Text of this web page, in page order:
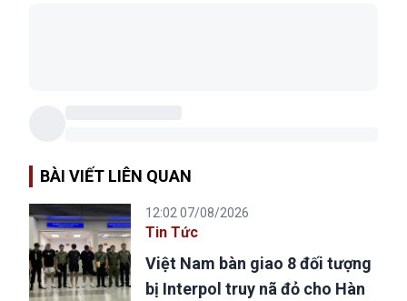
BÀI VIẾT LIÊN QUAN
12:02 07/08/2026
Tin Tức
Việt Nam bàn giao 8 đối tượng
bị Interpol truy nã đỏ cho Hàn